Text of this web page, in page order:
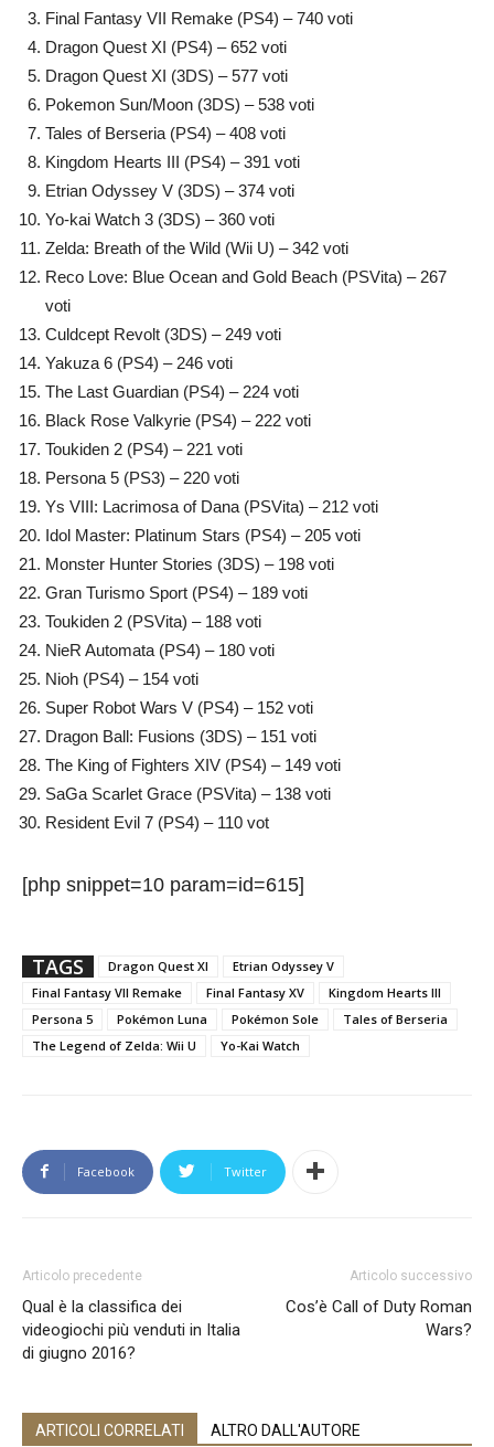
Final Fantasy VII Remake (PS4) – 740 voti
Dragon Quest XI (PS4) – 652 voti
Dragon Quest XI (3DS) – 577 voti
Pokemon Sun/Moon (3DS) – 538 voti
Tales of Berseria (PS4) – 408 voti
Kingdom Hearts III (PS4) – 391 voti
Etrian Odyssey V (3DS) – 374 voti
Yo-kai Watch 3 (3DS) – 360 voti
Zelda: Breath of the Wild (Wii U) – 342 voti
Reco Love: Blue Ocean and Gold Beach (PSVita) – 267
voti
Culdcept Revolt (3DS) – 249 voti
Yakuza 6 (PS4) – 246 voti
The Last Guardian (PS4) – 224 voti
Black Rose Valkyrie (PS4) – 222 voti
Toukiden 2 (PS4) – 221 voti
Persona 5 (PS3) – 220 voti
Ys VIII: Lacrimosa of Dana (PSVita) – 212 voti
Idol Master: Platinum Stars (PS4) – 205 voti
Monster Hunter Stories (3DS) – 198 voti
Gran Turismo Sport (PS4) – 189 voti
Toukiden 2 (PSVita) – 188 voti
NieR Automata (PS4) – 180 voti
Nioh (PS4) – 154 voti
Super Robot Wars V (PS4) – 152 voti
Dragon Ball: Fusions (3DS) – 151 voti
The King of Fighters XIV (PS4) – 149 voti
SaGa Scarlet Grace (PSVita) – 138 voti
Resident Evil 7 (PS4) – 110 vot
[php snippet=10 param=id=615]
TAGS Dragon Quest XI
Etrian Odyssey V
Final Fantasy VII Remake
Final Fantasy XV
Kingdom Hearts III
Persona 5
Pokémon Luna Pokémon Sole
Tales of Berseria
The Legend of Zelda: Wii U
Yo-Kai Watch
Facebook Twitter
Articolo precedente
Qual è la classifica dei
videogiochi più venduti in Italia
di giugno 2016?
Articolo successivo
Cos’è Call of Duty Roman
Wars?
ARTICOLI CORRELATI ALTRO DALL'AUTORE